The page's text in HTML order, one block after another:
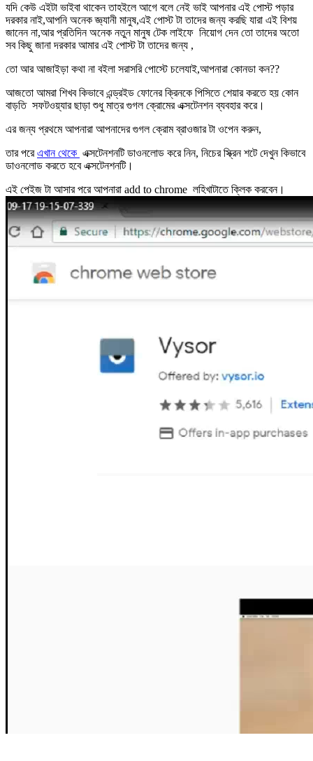
যদি কেউ এইটা ভাইবা থাকেন তাহইলে আগে বলে নেই ভাই আপনার এই পোস্ট পড়ার
দরকার নাই,আপনি অনেক জ্ঞ্যানী মানুষ,এই পোস্ট টা তাদের জন্য করছি যারা এই বিশয়
জানেন না,আর প্রতিদিন অনেক নতুন মানুষ টেক লাইফে নিয়োগ দেন তো তাদের অতো
সব কিছু জানা দরকার আমার এই পোস্ট টা তাদের জন্য ,
তো আর আজাইড়া কথা না বইলা সরাসরি পোস্টে চলেযাই,আপনারা কোনডা কন??
আজতো আমরা শিখব কিভাবে এন্ড্রইড ফোনের ক্রিনকে পিসিতে শেয়ার করতে হয় কোন
বাড়তি সফটওয়্যার ছাড়া শুধু মাত্র গুগল ক্রোমের এক্সটেনশন ব্যবহার করে।
এর জন্য প্রথমে আপনারা আপনাদের গুগল ক্রোম ব্রাওজার টা ওপেন করুন,
তার পরেএখান থেকে এক্সটেনশনটি ডাওনলোড করে নিন, নিচের স্ক্রিন শটে দেখুন কিভাবে
ডাওনলোড করতে হবে এক্সটেনশনটি।
এই পেইজ টা আসার পরে আপনারা add to chrome লহিখাটাতে ক্লিক করবেন।